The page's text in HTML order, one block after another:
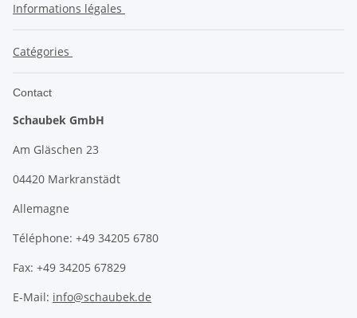
Informations légales
Catégories
Contact
Schaubek GmbH
Am Gläschen 23
04420 Markranstädt
Allemagne
Téléphone: +49 34205 6780
Fax: +49 34205 67829
E-Mail: info@schaubek.de